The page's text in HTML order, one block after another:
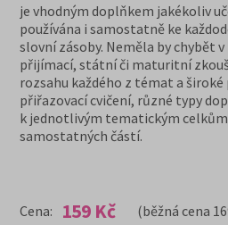
je vhodným doplňkem jakékoliv
používána i samostatně ke
slovní zásoby. Neměla by chybět
přijímací, státní či maturitní
rozsahu každého z témat a
přiřazovací cvičení, různé typy
k jednotlivým tematickým celkům
samostatných částí.
Cena: 159 Kč (běžná cena